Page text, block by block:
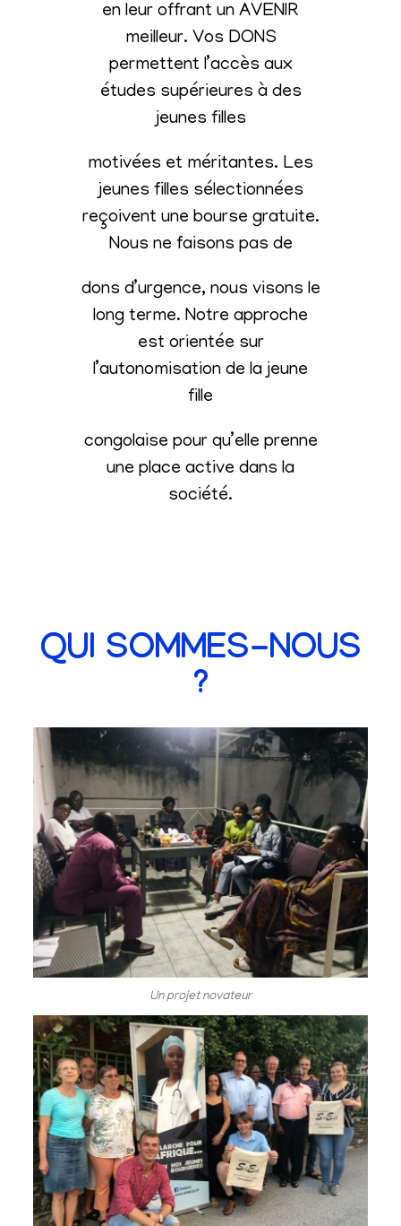
en leur offrant un AVENIR
meilleur. Vos DONS
permettent l’accès aux
études supérieures à des
jeunes filles
motivées et méritantes. Les
jeunes filles sélectionnées
reçoivent une bourse gratuite.
Nous ne faisons pas de
dons d’urgence, nous visons le
long terme. Notre approche
est orientée sur
l’autonomisation de la jeune
fille
congolaise pour qu’elle prenne
une place active dans la
société.
QUI SOMMES-NOUS
?
Un projet novateur